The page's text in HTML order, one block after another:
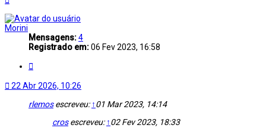
topo
Morini
Mensagens:4
Registrado em:06 Fev 2023, 16:58
22 Abr 2026, 10:26
rlemosescreveu: ↑01 Mar 2023, 14:14
crosescreveu: ↑02 Fev 2023, 18:33